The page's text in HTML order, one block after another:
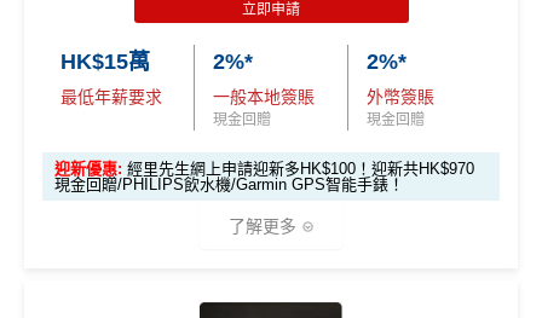
里先生加碼： 申請完填Form
MrMiles.hk/hsbc-unionpa
y-pulse-form
賺1個里程段+里賞金
❗️（由里先生派出🎯3
8新會員額外里賞金#）
#每1里賞金 ≈ HK$1，可兌換FPS轉數快回贈！詳情MrMil
es.hk/mmcredit
立即申請
HK$15萬
最低年薪要求
2%*
一般本地簽賬
現金回贈
2%*
外幣簽賬
現金回贈
迎新優惠: 經里先生網上申請迎新多HK$100！迎新共HK$970
現金回贈/PHILIPS飲水機/Garmin GPS智能手錶！
了解更多
2%有每半年上限HK$8萬，記得唔係無上限架！